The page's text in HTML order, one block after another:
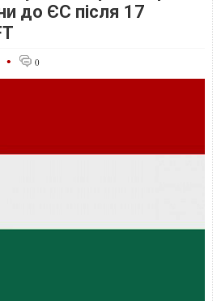
до ЄС після 17
• 0